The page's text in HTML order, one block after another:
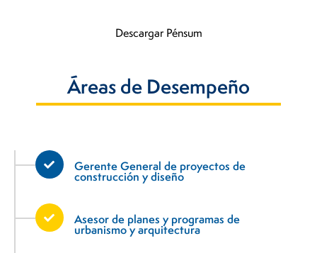
Descargar Pénsum
Áreas de Desempeño​
Gerente General de proyectos de
construcción y diseño
Asesor de planes y programas de
urbanismo y arquitectura